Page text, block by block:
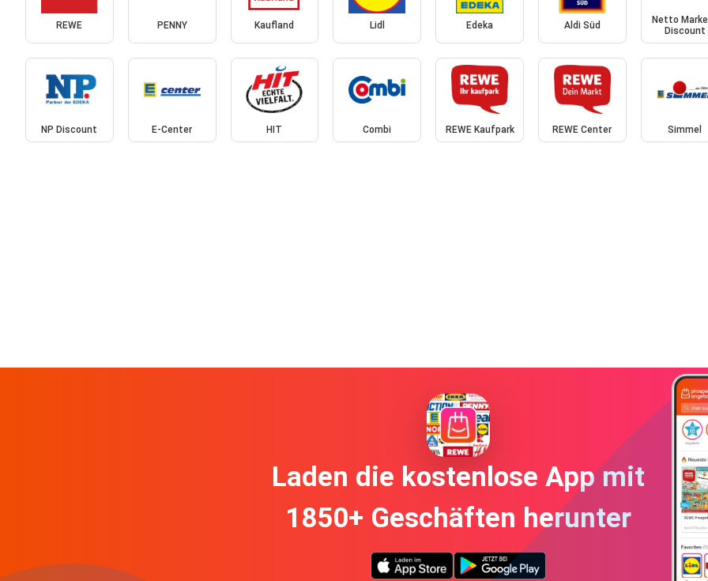
REWE PENNY Kaufland Lidl Edeka Aldi Süd
Netto
Discount
NP Discount E-Center HIT Combi REWE Kaufpark REWE Center Simmel
Laden die kostenlose App mit
1850+ Geschäften herunter